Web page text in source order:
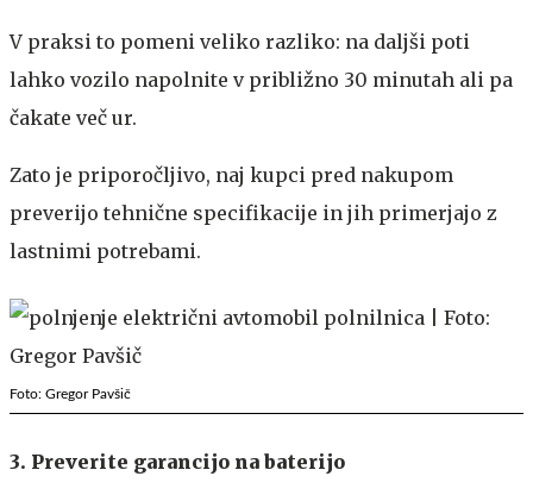
V praksi to pomeni veliko razliko: na daljši poti
lahko vozilo napolnite v približno 30 minutah ali pa
čakate več ur.
Zato je priporočljivo, naj kupci pred nakupom
preverijo tehnične specifikacije in jih primerjajo z
lastnimi potrebami.
Foto: Gregor Pavšič
3. Preverite garancijo na baterijo